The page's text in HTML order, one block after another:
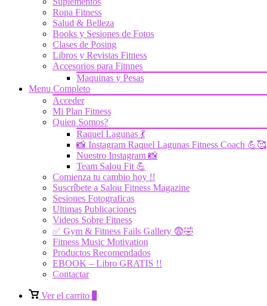
Ropa Fitness
Salud & Belleza
Books y Sesiones de Fotos
Clases de Posing
Libros y Revistas Fitness
Accesorios para Fitnnes
Maquinas y Pesas
Menu Completo
Acceder
Mi Plan Fitness
Quien Somos?
Raquel Lagunas 💃
📸 Instagram Raquel Lagunas Fitness Coach 💪🥰
Nuestro Instagram 📸
Team Salou Fit 💪
Comienza tu cambio hoy !!
Suscríbete a Salou Fitness Magazine
Sesiones Fotograficas
Ultimas Publicaciones
Videos Sobre Fitness
✅ Gym & Fitness Fails Gallery 😨🤣
Fitness Music Motivation
Productos Recomendados
EBOOK – Libro GRATIS !!
Contactar
Ver Ver el carrito